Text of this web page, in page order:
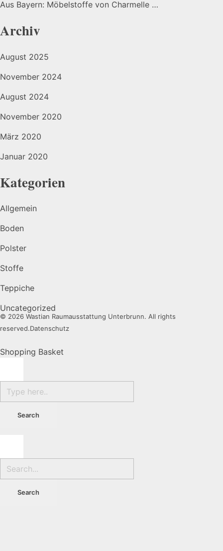
Aus Bayern: Möbelstoffe von Charmelle …
Archiv
August 2025
November 2024
August 2024
November 2020
März 2020
Januar 2020
Kategorien
Allgemein
Boden
Polster
Stoffe
Teppiche
Uncategorized
© 2026 Wastian Raumausstattung Unterbrunn. All rights
reserved.Datenschutz
Shopping Basket